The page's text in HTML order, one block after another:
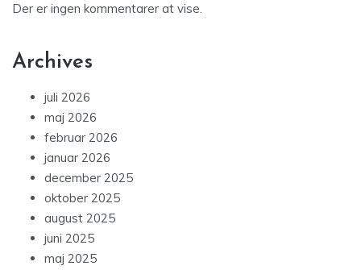
Der er ingen kommentarer at vise.
Archives
juli 2026
maj 2026
februar 2026
januar 2026
december 2025
oktober 2025
august 2025
juni 2025
maj 2025